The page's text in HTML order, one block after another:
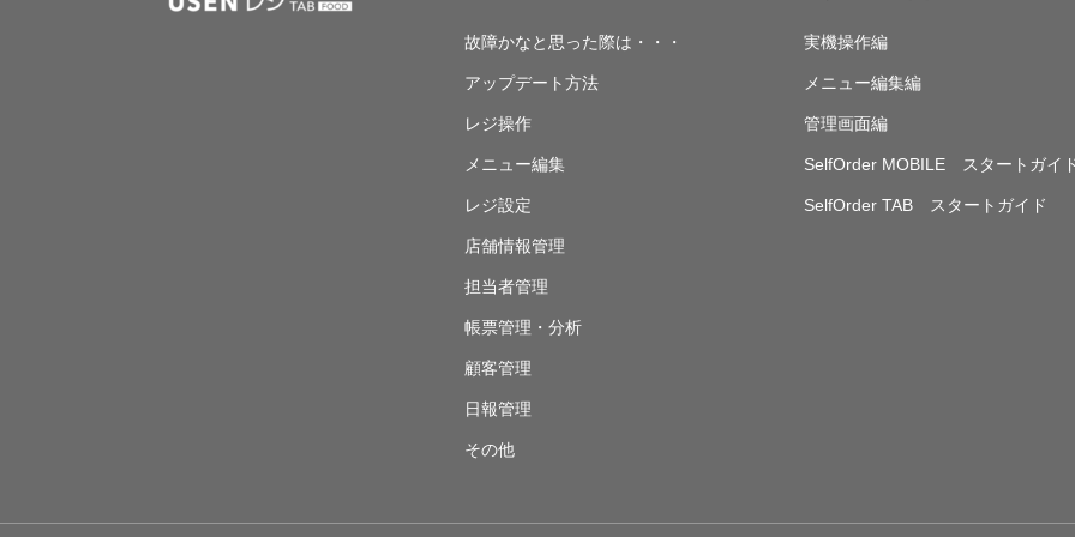
故障かなと思った際は・・・
アップデート方法
レジ操作
メニュー編集
レジ設定
店舗情報管理
担当者管理
帳票管理・分析
顧客管理
日報管理
その他
実機操作編
メニュー編集編
管理画面編
SelfOrder MOBILE スタートガイ
SelfOrder TAB スタートガイド